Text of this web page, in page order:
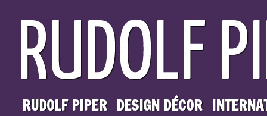
RUDOLF PIPER DESIGN DÉCOR